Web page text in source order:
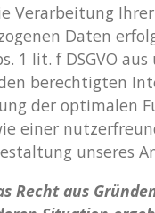
Verarbeitung Ihrer
Daten
1 lit. f DSGVO aus
berechtigten
der optimalen
einer
unseres
Recht aus